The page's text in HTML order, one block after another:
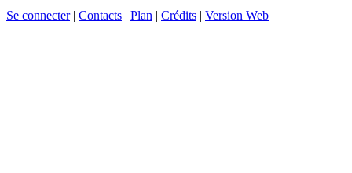
Se connecter| Contacts | Plan | Crédits | Version Web